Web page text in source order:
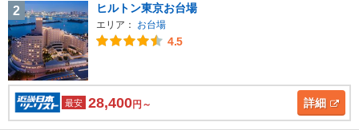
2 ヒルトン東京お台場
エリア： お台場
4.5
最安 28,400円～ 詳細